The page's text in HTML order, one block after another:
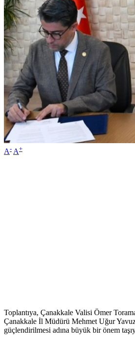
A- A+
Toplantıya, Çanakkale Valisi Ömer
Çanakkale İl Müdürü Mehmet Uğur
güçlendirilmesi adına büyük bir önem